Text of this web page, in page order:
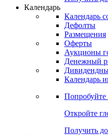
Откройте
Получить
Календарь
Календарь
Дефолты
Размещения
Оферты
Денежный
Календарь
Попробуйте